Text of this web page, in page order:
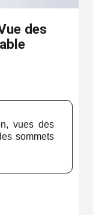
des
vues des
sommets